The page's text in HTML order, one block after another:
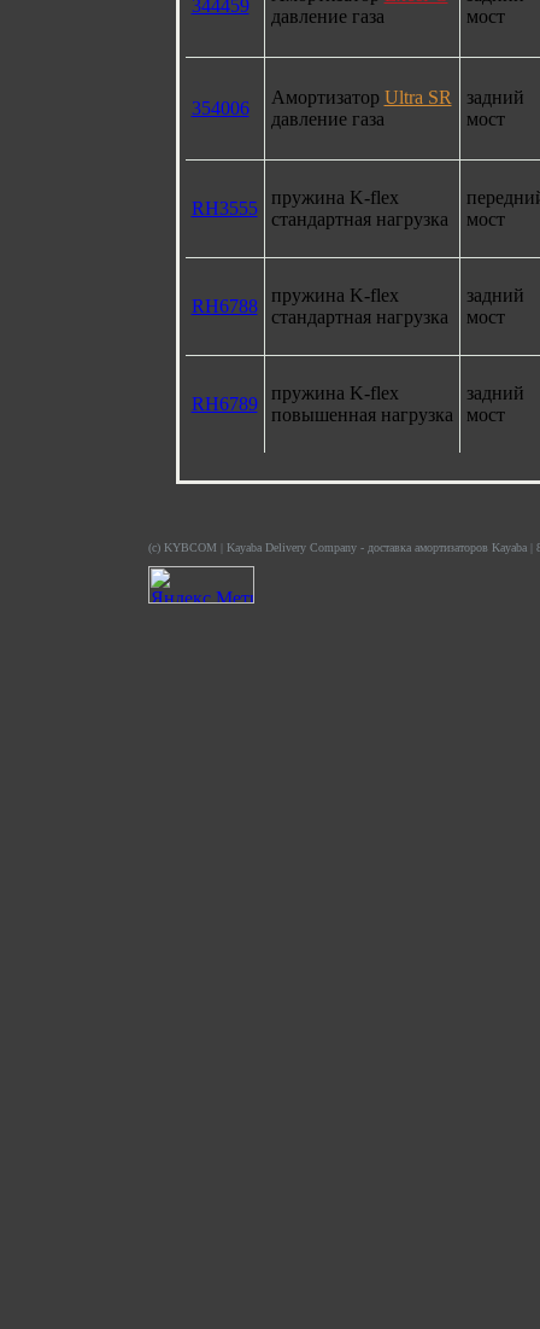
344459
давление газа
мост
354006
Амортизатор Ultra SR
давление газа
задний
мост
RH3555
пружина K-flex
стандартная нагрузка
мост
RH6788
пружина K-flex
стандартная нагрузка
задний
мост
RH6789
пружина K-flex
повышенная нагрузка
задний
мост
(c) KYBCOM | Kayaba Delivery Company - доставка амортизаторов Kayaba |